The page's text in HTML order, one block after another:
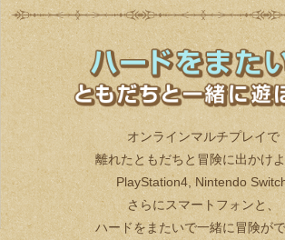
オンラインマルチプレイで
離れたともだちと冒険に出かけよ
PlayStation4, Nintendo
さらにスマートフォンと、
ハードをまたいで一緒に冒険が